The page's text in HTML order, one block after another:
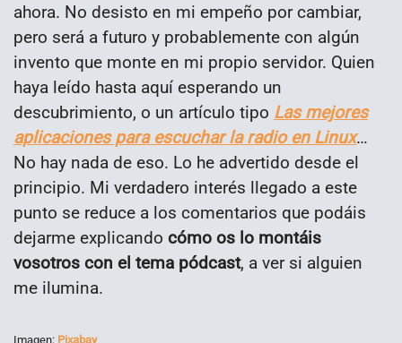
ahora. No desisto en mi empeño por cambiar,
pero será a futuro y probablemente con algún
invento que monte en mi propio servidor. Quien
haya leído hasta aquí esperando un
descubrimiento, o un artículo tipo Las mejores
aplicaciones para escuchar la radio en Linux…
No hay nada de eso. Lo he advertido desde el
principio. Mi verdadero interés llegado a este
punto se reduce a los comentarios que podáis
dejarme explicando cómo os lo montáis
vosotros con el tema pódcast, a ver si alguien
me ilumina.
Imagen: Pixabay